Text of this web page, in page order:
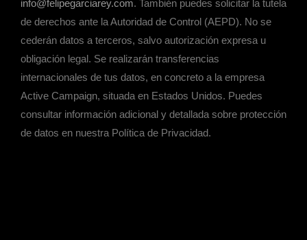
info@felipegarciarey.com. También puedes solicitar la tutela
de derechos ante la Autoridad de Control (AEPD). No se
cederán datos a terceros, salvo autorización expresa u
obligación legal. Se realizarán transferencias
internacionales de tus datos, en concreto a la empresa
Active Campaign, situada en Estados Unidos. Puedes
consultar información adicional y detallada sobre protección
de datos en nuestra Política de Privacidad.